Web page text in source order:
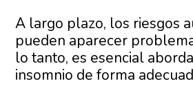
A largo plazo, los riesgos
pueden aparecer
lo tanto, es esencial
insomnio de forma